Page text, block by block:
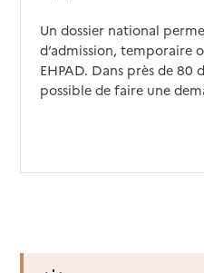
Un dossier national
d’admission, temporaire
EHPAD. Dans près de 80
possible de faire une